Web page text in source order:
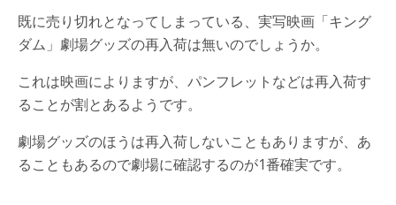
既に売り切れとなってしまっている、実写映画「キング
ダム」劇場グッズの再入荷は無いのでしょうか。
これは映画によりますが、パンフレットなどは再入荷す
ることが割とあるようです。
劇場グッズのほうは再入荷しないこともありますが、あ
ることもあるので劇場に確認するのが1番確実です。